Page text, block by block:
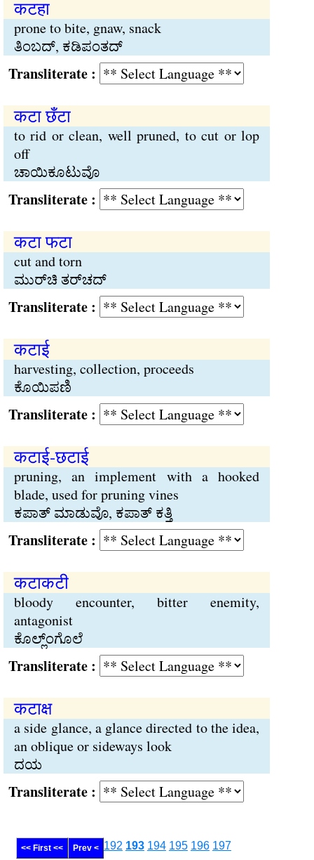
कटहा
prone to bite, gnaw, snack
ತಿಂಬದ್, ಕಡಿಪಂತದ್
:
कटा छँटा
to rid or clean, well pruned, to cut or lop
off
ಚಾಯಿಕೂಟುವೊ
:
कटा फटा
cut and torn
ಮುರ್‌ಚಿ ತರ್‌ಚದ್
:
कटाई
harvesting, collection, proceeds
ಕೊಯಿಪಣಿ
:
कटाई-छटाई
pruning, an implement with a hooked
blade, used for pruning vines
ಕಪಾತ್ ಮಾಡುವೊ, ಕಪಾತ್ ಕತ್ತಿ
:
कटाकटी
bloody encounter, bitter enemity,
antagonist
ಕೊಲ್ಲ್ಂಗೊಲೆ
:
कटाक्ष
a side glance, a glance directed to the idea,
an oblique or sideways look
ದಯ
:
<< First << Prev < 192 193 194 195 196 197